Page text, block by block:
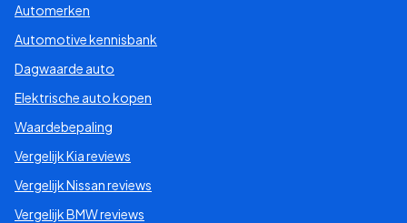
Automerken
Automotive kennisbank
Dagwaarde auto
Elektrische auto kopen
Waardebepaling
Vergelijk Kia reviews
Vergelijk Nissan reviews
Vergelijk BMW reviews